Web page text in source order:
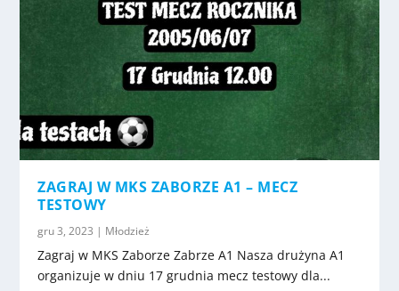
ZAGRAJ W MKS ZABORZE A1 – MECZ
TESTOWY
gru 3, 2023 | Młodzież
Zagraj w MKS Zaborze Zabrze A1 Nasza drużyna A1
organizuje w dniu 17 grudnia mecz testowy dla...